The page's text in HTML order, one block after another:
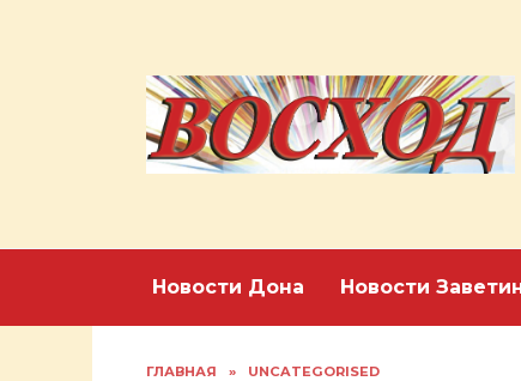
Новости Дона Новости
ГЛАВНАЯ » UNCATEGORISED